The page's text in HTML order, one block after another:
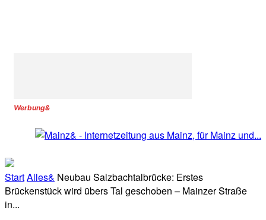
Werbung&
StartAlles& Neubau Salzbachtalbrücke: Erstes
Brückenstück wird übers Tal geschoben – Mainzer Straße
in...